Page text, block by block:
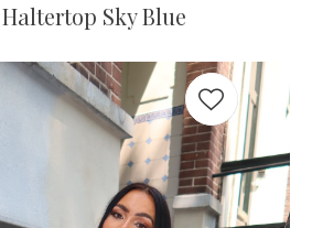
Sky Blue